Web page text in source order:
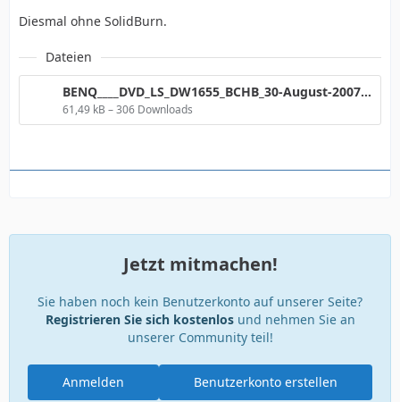
Diesmal ohne SolidBurn.
Dateien
BENQ____DVD_LS_DW1655_BCHB_30-August-2007_22_45.png
61,49 kB – 306 Downloads
Jetzt mitmachen!
Sie haben noch kein Benutzerkonto auf unserer Seite?
Registrieren Sie sich kostenlosund nehmen Sie an
unserer Community teil!
Benutzerkonto erstellen
Anmelden